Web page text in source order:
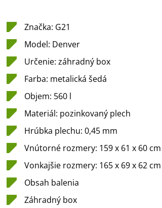
Značka: G21
Model: Denver
Určenie: záhradný box
Farba: metalická šedá
Objem: 560 l
Materiál: pozinkovaný plech
Hrúbka plechu: 0,45 mm
Vnútorné rozmery: 159 x 61 x 60 cm
Vonkajšie rozmery: 165 x 69 x 62 cm
Obsah balenia
Záhradný box